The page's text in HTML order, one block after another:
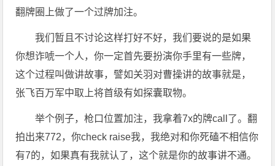
翻牌圈上做了一个过牌加注。
我们暂且不讨论这样打好不好，我们要说的是如果
你想诈唬一个人，你一定首先要扮演你手里有一些牌，
这个过程叫做讲故事，譬如关羽对曹操讲的故事就是，
张飞百万军中取上将首级有如探囊取物。
举个例子，枪口位置加注，我拿着7x的牌call了。翻
拍出来772，你check raise我，我绝对和你死磕不相信你
有7的，如果真有我就认了，这个就是你的故事讲不通。